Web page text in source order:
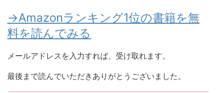
→Amazonランキング1位の書籍を無
料を読んでみる
メールアドレスを入力すれば、受け取れます。
最後まで読んでいただきありがとうございました。